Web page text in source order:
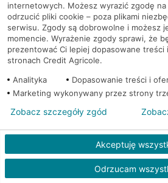
Warszawa, Solec 32/34
Warszawa, Solidarności 95
Warszawa, Stalowa 60/64
Warszawa, Strażacka 104
Warszawa, Światowida 17
internetowych. Możesz wyrazić zgodę
odrzucić pliki cookie – poza plikami
serwisu. Zgody są dobrowolne i możesz
momencie. Wyrażenie zgody sprawi, że
prezentować Ci lepiej dopasowane
stronach Credit Agricole.
Analityka
Dopasowanie treści i
Marketing wykonywany przez strony
Akceptuję
Odrzucam
Zobacz szczegóły zgód